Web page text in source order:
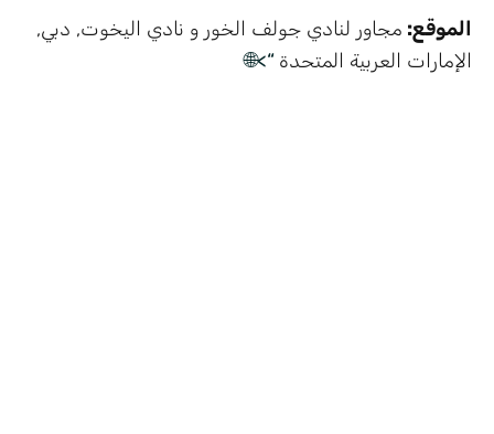
الموقع: مجاور لنادي جولف الخور و نادي اليخوت, دبي,
الإمارات العربية المتحدة “>🌐